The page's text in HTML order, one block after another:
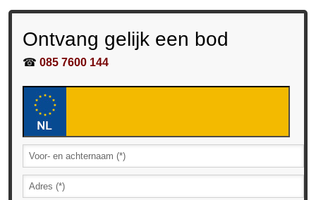
Ontvang gelijk een bod
☎ 085 7600 144